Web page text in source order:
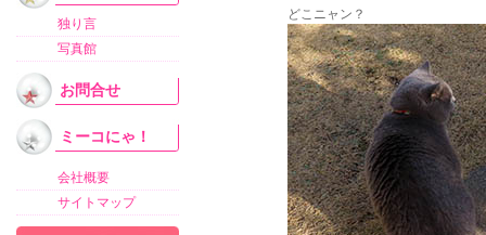
独り言
写真館
お問合せ
ミーコにゃ！
会社概要
サイトマップ
どこニャン？